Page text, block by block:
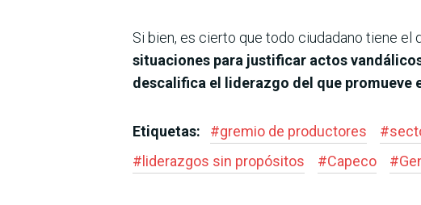
Si bien, es cierto que todo ciudadano tiene el
situaciones para justificar actos
descalifica el liderazgo del que promueve
Etiquetas: #gremio de productores #
# liderazgos sin propósitos #Capeco #